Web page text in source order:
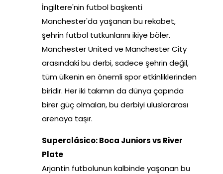
İngiltere'nin futbol başkenti
Manchester'da yaşanan bu rekabet,
şehrin futbol tutkunlarını ikiye böler.
Manchester United ve Manchester City
arasındaki bu derbi, sadece şehrin değil,
tüm ülkenin en önemli spor etkinliklerinden
biridir. Her iki takımın da dünya çapında
birer güç olmaları, bu derbiyi uluslararası
arenaya taşır.
Superclásico: Boca Juniors vs River
Plate
Arjantin futbolunun kalbinde yaşanan bu